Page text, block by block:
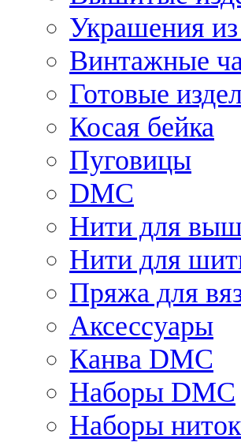
Украшения
Винтажные
Готовые
Косая бейка
Пуговицы
DMC
Нити для
Нити для
Пряжа для
Аксессуары
Канва DMC
Наборы DMC
Наборы